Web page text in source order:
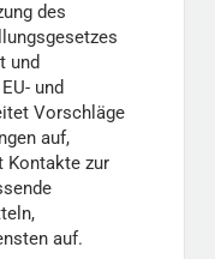
des
und
und
Vorschläge
auf,
Kontakte zur
auf.